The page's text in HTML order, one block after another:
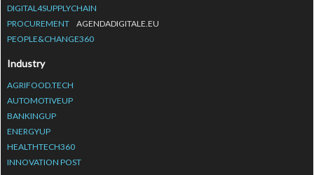
DIGITAL4SUPPLYCHAIN
PROCUREMENT
AGENDADIGITALE.EU
PEOPLE&CHANGE360
Industry
AGRIFOOD.TECH
AUTOMOTIVEUP
BANKINGUP
ENERGYUP
HEALTHTECH360
INNOVATION POST